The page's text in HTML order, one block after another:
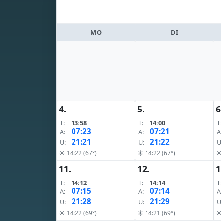
MO DI
4.
T:
13:58
A:
07:23
U: 21:21
☀ 14:22 (67°)
5.
T:
14:00
A:
07:21
U: 21:22
☀ 14:22 (67°) ☀
11.
T:
14:12
A:
07:15
U: 21:28
☀ 14:22 (69°)
12.
T:
14:14
A:
07:14
U: 21:29
☀ 14:21 (69°) ☀